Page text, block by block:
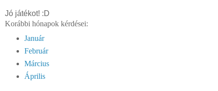
Jó játékot! :D
Korábbi hónapok kérdései:
Január
Február
Március
Április